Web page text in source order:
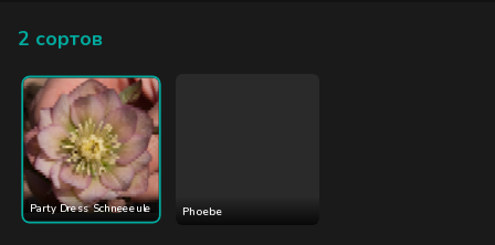
2 сортов
Party Dress Schneeeule Phoebe